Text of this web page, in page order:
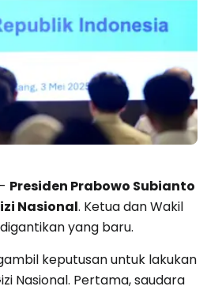
Presiden Prabowo Subianto
Nasional. Ketua dan Wakil
yang baru.
keputusan untuk lakukan
Nasional. Pertama, saudara